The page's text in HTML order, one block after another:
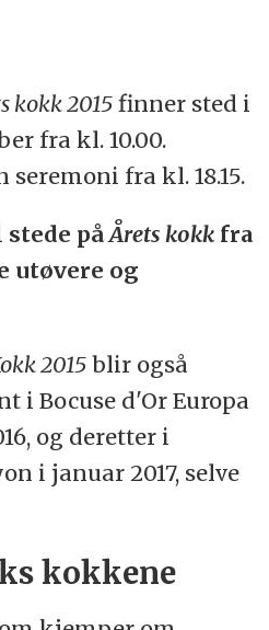
kokk 2015finner sted i
fra kl. 10.00.
fra kl. 18.15.
påÅrets kokkfra
utøvere og
2015blir også
i Bocuse d'Or Europa
og deretter i
i januar 2017, selve
kokkene